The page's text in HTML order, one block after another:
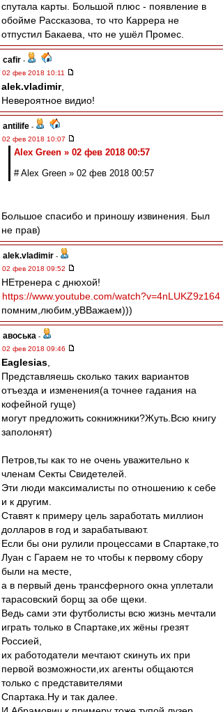
спутала карты. Большой плюс - появление в
обойме Рассказова, то что Каррера не
отпустил Бакаева, что не ушёл Промес.
cafir -
02 фев 2018 10:11
alek.vladimir,
Невероятное видио!
antilife -
02 фев 2018 10:07
Alex Green » 02 фев 2018 00:57
# Alex Green » 02 фев 2018 00:57
Большое спасибо и приношу извинения. Был
не прав)
alek.vladimir -
02 фев 2018 09:52
НЕтренера с днюхой!
https://www.youtube.com/watch?v=4nLUKZ9z164
помним,любим,уВВажаем)))
авоська -
02 фев 2018 09:46
Eaglesias
Представляешь сколько таких вариантов
отъезда и изменения(а точнее гадания на
кофейной гуще)
могут предложить сокнижники?Жуть.Всю книгу
заполонят)
Петров,ты как то не очень уважительно к
членам Секты Свидетелей.
Эти люди максималисты по отношению к себе
и к другим.
Ставят к примеру цель заработать миллион
долларов в год и зарабатывают.
Если бы они рулили процессами в Спартаке,то
Луан с Гараем не то чтобы к первому сбору
были на месте,
а в первый день трансферного окна уплетали
тарасовский борщ за обе щеки.
Ведь сами эти футболисты всю жизнь мечтали
играть только в Спартаке,их жёны грезят
Россией,
их работодатели мечтают скинуть их при
первой возможности,их агенты общаются
только с представителями
Спартака.Ну и так далее.